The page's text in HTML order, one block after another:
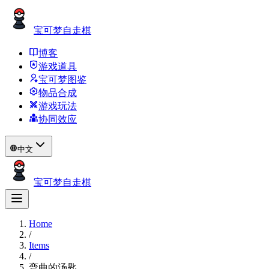
宝可梦自走棋
博客
游戏道具
宝可梦图鉴
物品合成
游戏玩法
协同效应
中文
宝可梦自走棋
Home
/
Items
/